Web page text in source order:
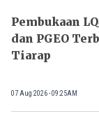
Pembukaan
dan PGEO
Tiarap
07 Aug 2026 - 09:25AM